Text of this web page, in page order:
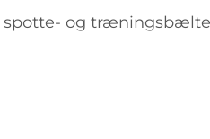
spotte- og